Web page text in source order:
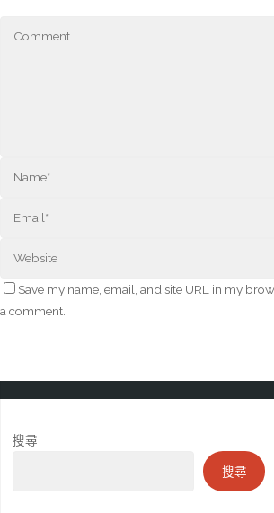
Save my name, email, and site URL in my
a comment.
搜尋
搜尋